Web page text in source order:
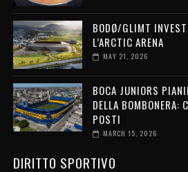
BODØ/GLIMT
L’ARCTIC ARENA
MAY 21, 2026
BOCA JUNIORS
DELLA
POSTI
MARCH 15, 2026
DIRITTO SPORTIVO